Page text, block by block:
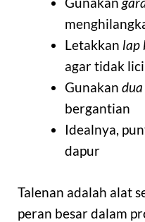
Letakkan lap
agar tidak
Gunakan
bergantian
Idealnya,
dapur
Talenan adalah alat
peran besar dalam